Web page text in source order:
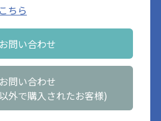
ちら
お問い合わせ
お問い合わせ
外で購入されたお客様)